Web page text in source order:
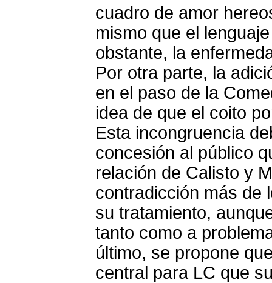
cuadro de amor
mismo que el
obstante, la
Por otra parte, la
en el paso de la
idea de que el coito
Esta incongruencia
concesión al público
relación de Calisto y
contradicción más de
su tratamiento,
tanto como a
último, se propone
central para LC que